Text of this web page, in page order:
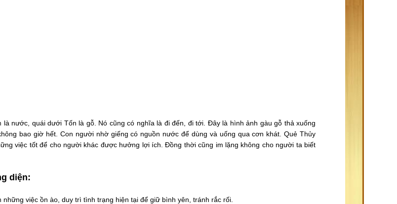
nước, quái dưới Tốn là gỗ. Nó cũng có nghĩa là đi đến, đi tới. Đây là hình ảnh gàu gỗ thả xuống
bao giờ hết. Con người nhờ giếng có nguồn nước để dùng và uống qua cơn khát. Quẻ Thủy
việc tốt để cho người khác được hưởng lợi ích. Đồng thời cũng im lặng không cho người ta biết
diện:
việc ồn ào, duy trì tình trạng hiện tại để giữ bình yên, tránh rắc rối.